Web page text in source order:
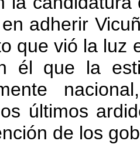
adherir
que vió la luz
él que la
últimos
de los